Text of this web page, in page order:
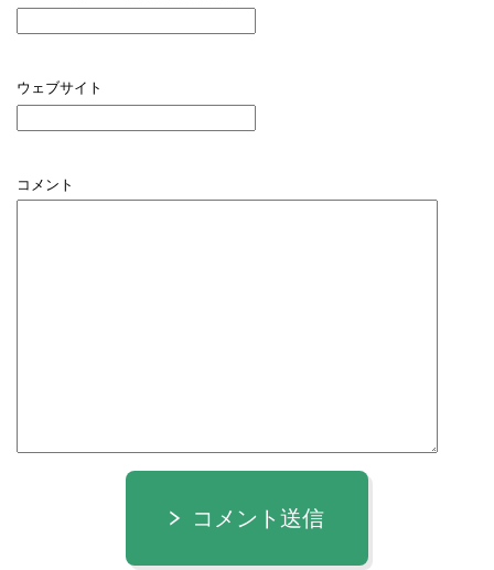
ウェブサイト
コメント
コメント送信